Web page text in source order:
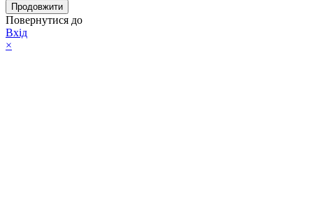
Продовжити
Повернутися до
Вхід
×